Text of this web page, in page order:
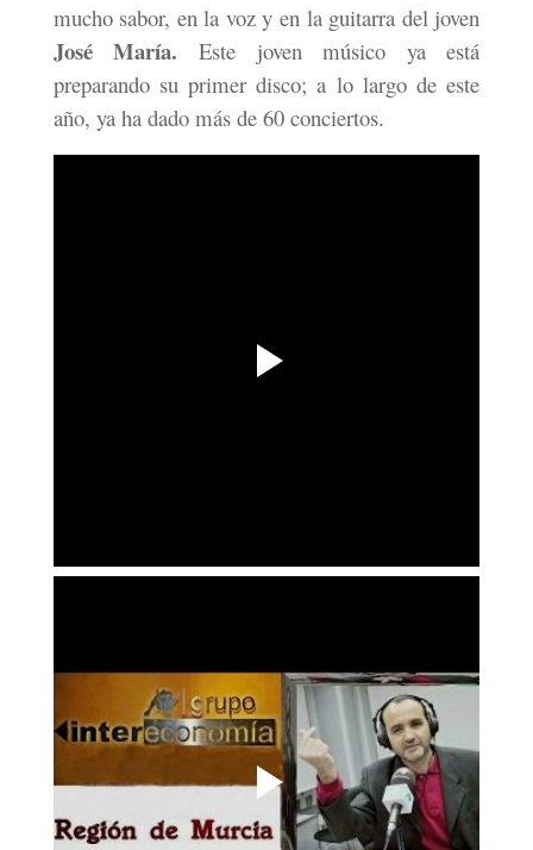
mucho sabor, en la voz y en la guitarra del joven
José María. Este joven músico ya está
preparando su primer disco; a lo largo de este
año, ya ha dado más de 60 conciertos.